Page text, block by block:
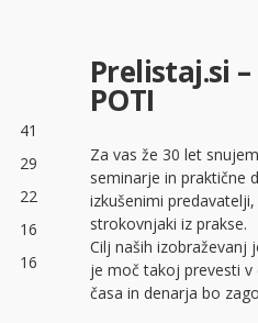
41
29
22
16
16
Prelistaj.si
POTI
Za vas že 30 let
seminarje in praktične
izkušenimi
strokovnjaki iz prakse.
Cilj naših izobraževanj
je moč takoj prevesti v
časa in denarja bo